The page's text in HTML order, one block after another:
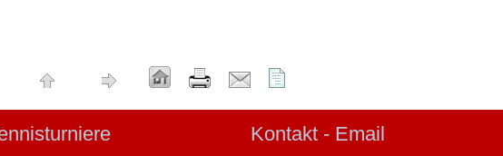
Kontakt - Email